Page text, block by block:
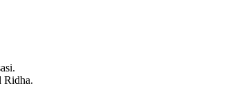
Ridha.